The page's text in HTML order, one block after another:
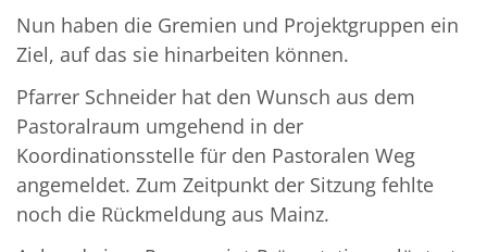
Nun haben die Gremien und Projektgruppen ein
Ziel, auf das sie hinarbeiten können.
Pfarrer Schneider hat den Wunsch aus dem
Pastoralraum umgehend in der
Koordinationsstelle für den Pastoralen Weg
angemeldet. Zum Zeitpunkt der Sitzung fehlte
noch die Rückmeldung aus Mainz.